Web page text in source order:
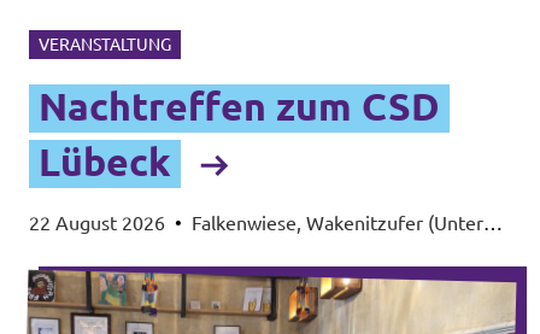
VERANSTALTUNG
Nachtreffen zum CSD
Lübeck
22 August 2026 • Falkenwiese, Wakenitzufer (Unter